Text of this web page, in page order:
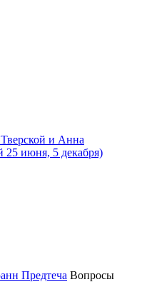
и Анна
25 июня, 5 декабря)
Предтеча Вопросы